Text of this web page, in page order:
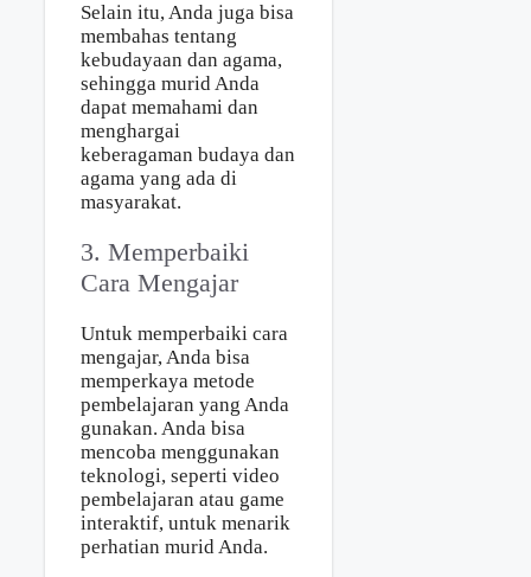
Selain itu, Anda juga bisa
membahas tentang
kebudayaan dan agama,
sehingga murid Anda
dapat memahami dan
menghargai
keberagaman budaya dan
agama yang ada di
masyarakat.
3. Memperbaiki
Cara Mengajar
Untuk memperbaiki cara
mengajar, Anda bisa
memperkaya metode
pembelajaran yang Anda
gunakan. Anda bisa
mencoba menggunakan
teknologi, seperti video
pembelajaran atau game
interaktif, untuk menarik
perhatian murid Anda.